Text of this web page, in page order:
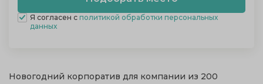
Я согласен с политикой обработки персональных
данных
Новогодний корпоратив для компании из 200